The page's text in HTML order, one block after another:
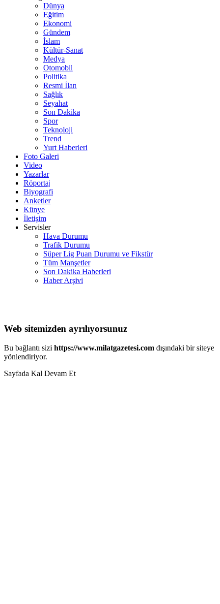
Dünya
Eğitim
Ekonomi
Gündem
İslam
Kültür-Sanat
Medya
Otomobil
Politika
Resmi İlan
Sağlık
Seyahat
Son Dakika
Spor
Teknoloji
Trend
Yurt Haberleri
Foto Galeri
Video
Yazarlar
Röportaj
Biyografi
Anketler
Künye
İletişim
Servisler
Hava Durumu
Trafik Durumu
Süper Lig Puan Durumu ve Fikstür
Tüm Manşetler
Son Dakika Haberleri
Haber Arşivi
Web sitemizden ayrılıyorsunuz
Bu bağlantı sizi https://www.milatgazetesi.com dışındaki bir siteye
yönlendiriyor.
Sayfada Kal Devam Et